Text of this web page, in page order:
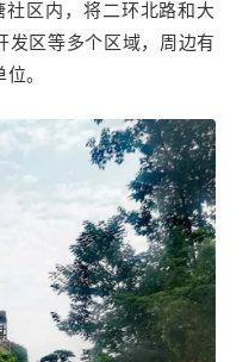
区内，将二环北路和大
发区等多个区域，周边有
。